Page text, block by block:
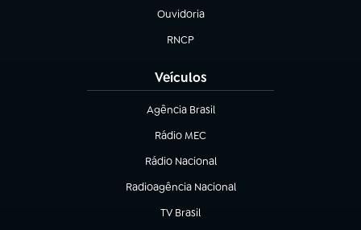
Ouvidoria
(abre em nova aba)
RNCP
(abre em nova aba)
Veículos
Agência Brasil
(abre em nova aba)
Rádio MEC
(abre em nova aba)
Rádio Nacional
Radioagência Nacional
(abre em nova aba)
TV Brasil
(abre em nova aba)